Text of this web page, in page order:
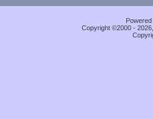
Copyright ©2000 -